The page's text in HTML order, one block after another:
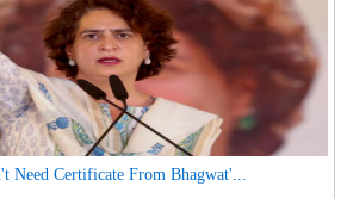
Need Certificate From Bhagwat'...